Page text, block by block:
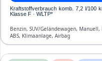
Kraftstoffverbrauch komb. 7,2 l/100
Klasse F · WLTP*
Benzin, SUV/Geländewagen,
ABS, Klimaanlage, Airbag